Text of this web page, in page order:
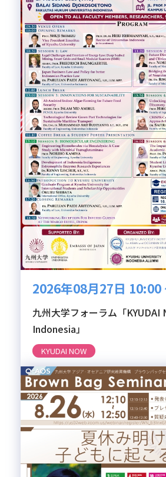
2026年08月27日 10:00
九州大学フォーラム「KYUDAI
Indonesia」
KYUDAI NOW